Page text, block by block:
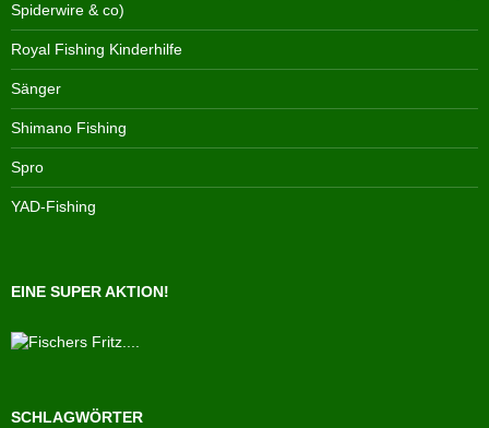
Spiderwire & co)
Royal Fishing Kinderhilfe
Sänger
Shimano Fishing
Spro
YAD-Fishing
EINE SUPER AKTION!
SCHLAGWÖRTER